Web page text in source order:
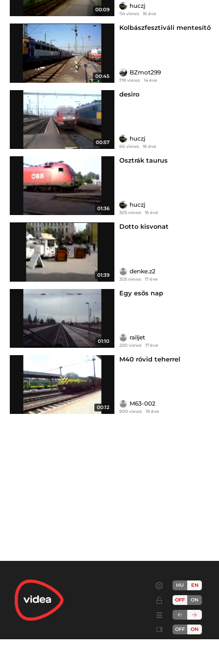
00:09
huczj
114 views 16 éve
00:45
Kolbászfesztiváli mentesítő
BZmot299
178 views 14 éve
00:57
desiro
huczj
66 views 16 éve
01:36
Osztrák taurus
huczj
305 views 16 éve
01:39
Dotto kisvonat
denke.z2
305 views 17 éve
01:10
Egy esős nap
railjet
200 views 17 éve
00:12
M40 rövid teherrel
M63-002
900 views 19 éve
HU EN
OFF ON
OFF ON